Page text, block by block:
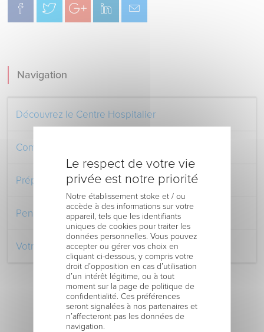
Navigation
Découvrez le Centre Hospitalier
Comment venir au Centre Hospitalier
Préparer votre séjour à l’Hôpital
Pendant votre séjour à l’Hôpital
Votre retour au domicile
Le respect de votre vie
privée est notre priorité
Notre établissement stoke et / ou
accède à des informations sur votre
appareil, tels que les identifiants
uniques de cookies pour traiter les
données personnelles. Vous pouvez
accepter ou gérer vos choix en
cliquant ci-dessous, y compris votre
droit d’opposition en cas d’utilisation
d’un intérêt légitime, ou à tout
moment sur la page de politique de
confidentialité. Ces préférences
seront signalées à nos partenaires et
n’affecteront pas les données de
navigation.